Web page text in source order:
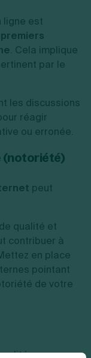
ligne est
. Cela implique
par le
les discussions
réagir
ou erronée.
(notoriété)
peut
qualité et
contribuer à
en place
pointant
de votre
pour